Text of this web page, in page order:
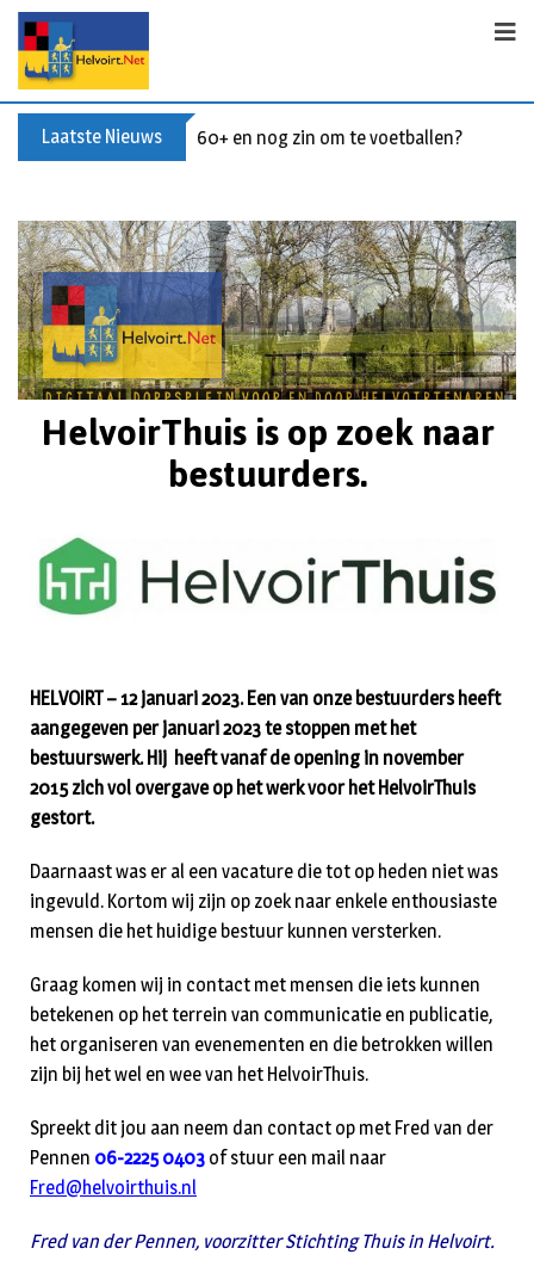
Laatste Nieuws Buxusplanten in brand in Biezenmortel,
HelvoirThuis is op zoek naar
bestuurders.
HELVOIRT – 12 januari 2023. Een van onze bestuurders heeft
aangegeven per januari 2023 te stoppen met het
bestuurswerk. Hij heeft vanaf de opening in november
2015 zich vol overgave op het werk voor het HelvoirThuis
gestort.
Daarnaast was er al een vacature die tot op heden niet was
ingevuld. Kortom wij zijn op zoek naar enkele enthousiaste
mensen die het huidige bestuur kunnen versterken.
Graag komen wij in contact met mensen die iets kunnen
betekenen op het terrein van communicatie en publicatie,
het organiseren van evenementen en die betrokken willen
zijn bij het wel en wee van het HelvoirThuis.
Spreekt dit jou aan neem dan contact op met Fred van der
Pennen 06-2225 0403 of stuur een mail naar
Fred@helvoirthuis.nl
Fred van der Pennen, voorzitter Stichting Thuis in Helvoirt.